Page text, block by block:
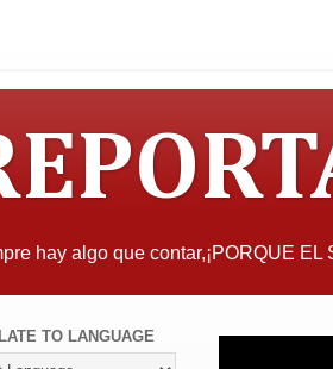
hay algo que contar,¡PORQUE
TO LANGUAGE